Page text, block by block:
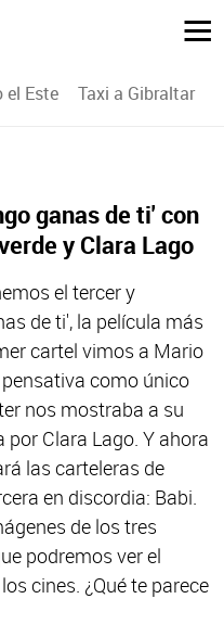
el Este Taxi a Gibraltar
ganas de ti' con
y Clara Lago
el tercer y
de ti', la película más
cartel vimos a Mario
como único
nos mostraba a su
Clara Lago. Y ahora
las carteleras de
en discordia: Babi.
de los tres
podremos ver el
cines. ¿Qué te parece